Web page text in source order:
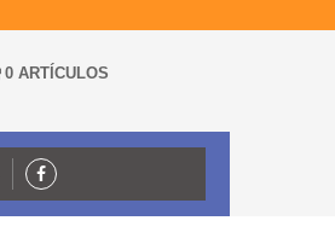
0 ARTÍCULOS